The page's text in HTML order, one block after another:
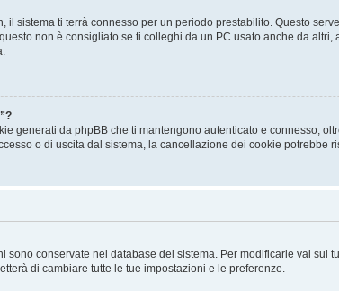
il sistema ti terrà connesso per un periodo prestabilito. Questo
non è consigliato se ti colleghi da un PC usato anche da
generati da phpBB che ti mantengono autenticato e connesso,
o di uscita dal sistema, la cancellazione dei cookie potrebbe
sono conservate nel database del sistema. Per modificarle vai
di cambiare tutte le tue impostazioni e le preferenze.